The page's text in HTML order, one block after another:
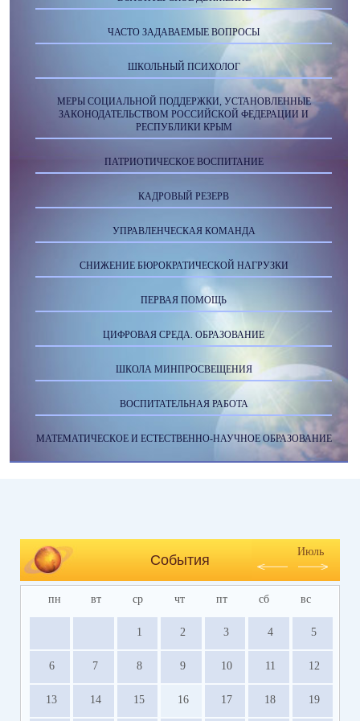
ЧАСТО ЗАДАВАЕМЫЕ ВОПРОСЫ
ШКОЛЬНЫЙ ПСИХОЛОГ
МЕРЫ СОЦИАЛЬНОЙ ПОДДЕРЖКИ, УСТАНОВЛЕННЫЕ
ЗАКОНОДАТЕЛЬСТВОМ РОССИЙСКОЙ ФЕДЕРАЦИИ И
РЕСПУБЛИКИ КРЫМ
ПАТРИОТИЧЕСКОЕ ВОСПИТАНИЕ
КАДРОВЫЙ РЕЗЕРВ
УПРАВЛЕНЧЕСКАЯ КОМАНДА
СНИЖЕНИЕ БЮРОКРАТИЧЕСКОЙ НАГРУЗКИ
ПЕРВАЯ ПОМОЩЬ
ЦИФРОВАЯ СРЕДА. ОБРАЗОВАНИЕ
ШКОЛА МИНПРОСВЕЩЕНИЯ
ВОСПИТАТЕЛЬНАЯ РАБОТА
МАТЕМАТИЧЕСКОЕ И ЕСТЕСТВЕННО-НАУЧНОЕ ОБРАЗОВАНИЕ
События
Июль
пн вт ср чт пт сб вс
1 2 3 4 5
6 7 8 9 10 11 12
13 14 15 16 17 18 19